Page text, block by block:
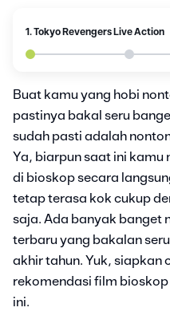
1. Tokyo Revengers Live Action
Buat kamu yang hobi
pastinya bakal seru
sudah pasti adalah
Ya, biarpun saat ini kamu
di bioskop secara
tetap terasa kok cukup
saja. Ada banyak banget
terbaru yang bakalan
akhir tahun. Yuk,
rekomendasi film
ini.